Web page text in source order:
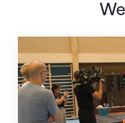
Mit klaren Zielen